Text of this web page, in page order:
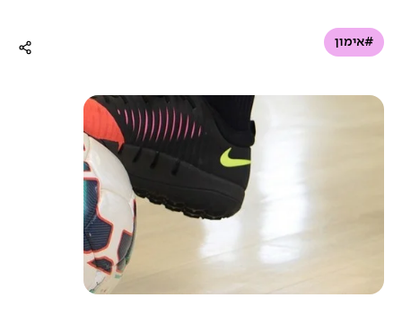
ש
#אימון